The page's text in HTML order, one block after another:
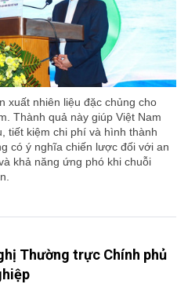
xuất nhiên liệu đặc chủng cho
Thành quả này giúp Việt Nam
tiết kiệm chi phí và hình thành
có ý nghĩa chiến lược đối với an
khả năng ứng phó khi chuỗi
Thường trực Chính phủ